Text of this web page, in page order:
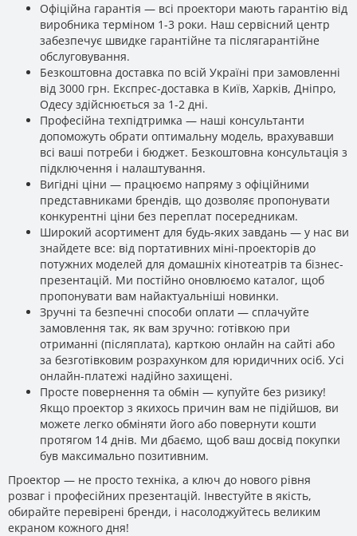
Офіційна гарантія — всі проектори мають гарантію від
виробника терміном 1-3 роки. Наш сервісний центр
забезпечує швидке гарантійне та післягарантійне
обслуговування.
Безкоштовна доставка по всій Україні при замовленні
від 3000 грн. Експрес-доставка в Київ, Харків, Дніпро,
Одесу здійснюється за 1-2 дні.
Професійна техпідтримка — наші консультанти
допоможуть обрати оптимальну модель, врахувавши
всі ваші потреби і бюджет. Безкоштовна консультація з
підключення і налаштування.
Вигідні ціни — працюємо напряму з офіційними
представниками брендів, що дозволяє пропонувати
конкурентні ціни без переплат посередникам.
Широкий асортимент для будь-яких завдань — у нас ви
знайдете все: від портативних міні-проекторів до
потужних моделей для домашніх кінотеатрів та бізнес-
презентацій. Ми постійно оновлюємо каталог, щоб
пропонувати вам найактуальніші новинки.
Зручні та безпечні способи оплати — сплачуйте
замовлення так, як вам зручно: готівкою при
отриманні (післяплата), карткою онлайн на сайті або
за безготівковим розрахунком для юридичних осіб. Усі
онлайн-платежі надійно захищені.
Просте повернення та обмін — купуйте без ризику!
Якщо проектор з якихось причин вам не підійшов, ви
можете легко обміняти його або повернути кошти
протягом 14 днів. Ми дбаємо, щоб ваш досвід покупки
був максимально позитивним.
Проектор — не просто техніка, а ключ до нового рівня
розваг і професійних презентацій. Інвестуйте в якість,
обирайте перевірені бренди, і насолоджуйтесь великим
екраном кожного дня!